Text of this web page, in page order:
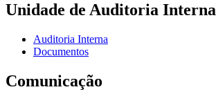
Unidade de Auditoria Interna
Auditoria Interna
Documentos
Comunicação